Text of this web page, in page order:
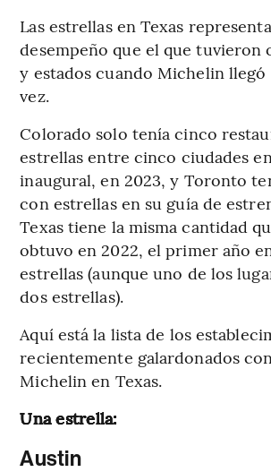
Las estrellas en Texas
desempeño que el que tuvieron
y estados cuando Michelin
vez.
Colorado solo tenía cinco
estrellas entre cinco ciudades
inaugural, en 2023, y Toronto
con estrellas en su guía de
Texas tiene la misma cantidad
obtuvo en 2022, el primer año
estrellas (aunque uno de los
dos estrellas).
Aquí está la lista de los
recientemente galardonados
Michelin en Texas.
Una estrella:
Austin